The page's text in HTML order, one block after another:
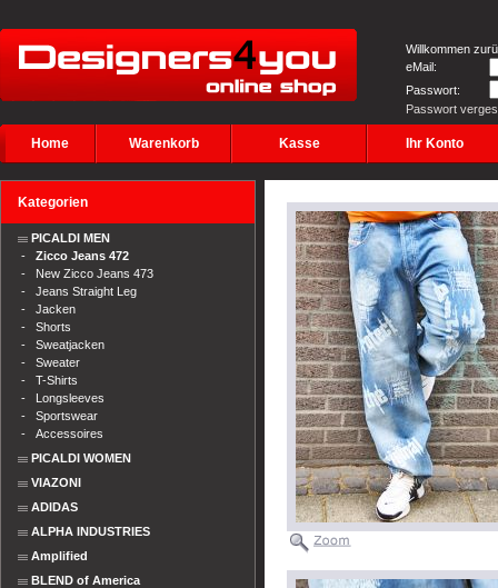
Willkommen
eMail:
Passwort:
Passwort
Home Warenkorb Kasse Ihr Konto
Kategorien
PICALDI MEN
- Zicco Jeans 472
- New Zicco Jeans 473
- Jeans Straight Leg
- Jacken
- Shorts
- Sweatjacken
- Sweater
- T-Shirts
- Longsleeves
- Sportswear
- Accessoires
PICALDI WOMEN
VIAZONI
ADIDAS
ALPHA INDUSTRIES
Amplified
BLEND of America